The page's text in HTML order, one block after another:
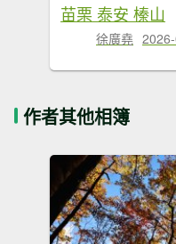
苗栗 泰安 榛山
徐廣堯
作者其他相簿